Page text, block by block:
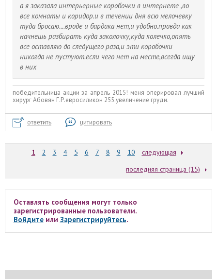
а я заказала интерьерные коробочки в интернете ,во
все комнаты и коридор.и в течении дня всю мелочевку
туда бросаю....вроде и бардака нет,и удобно.правда как
начнешь разбирать куда заколочку,куда колечко,опять
все оставляю до следущего раза,и эти коробочки
никогда не пустуют.если чего нет на месте,всегда ищу
в них
победительница акции за апрель 2015! меня оперировал лучший
хирург Абовян Г.Р.евросиликон 255.увеличение груди.
ответить цитировать
1 2 3 4 5 6 7 8 9 10
следующая
последняя страница (15)
Оставлять сообщения могут только
зарегистрированные пользователи.
Войдитеили Зарегистрируйтесь.